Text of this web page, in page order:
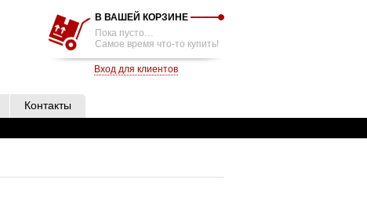
В ВАШЕЙ КОРЗИНЕ
Пока пусто…
Самое время что-то купить!
Вход для клиентов
Контакты